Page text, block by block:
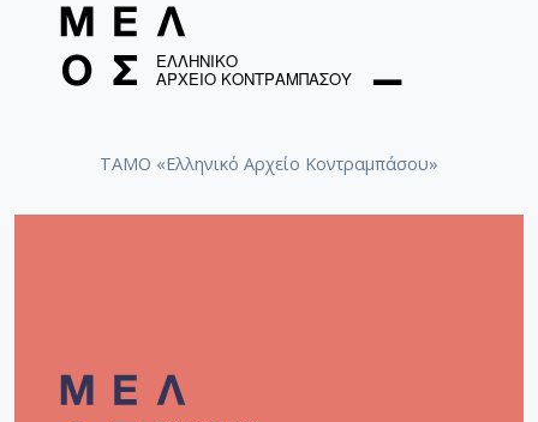
ΤΑΜΟ «Ελληνικό Αρχείο Κοντραμπάσου»